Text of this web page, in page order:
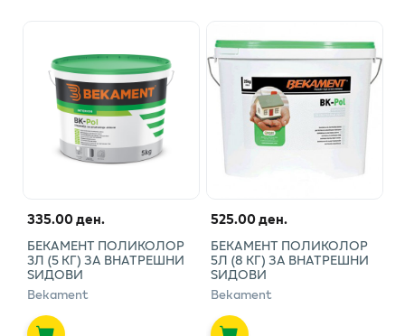
335.00 ден.
БЕКАМЕНТ ПОЛИКОЛОР
3Л (5 КГ) ЗА ВНАТРЕШНИ
ЅИДОВИ
Bekament
525.00 ден.
БЕКАМЕНТ ПОЛИКОЛОР
5Л (8 КГ) ЗА ВНАТРЕШНИ
ЅИДОВИ
Bekament